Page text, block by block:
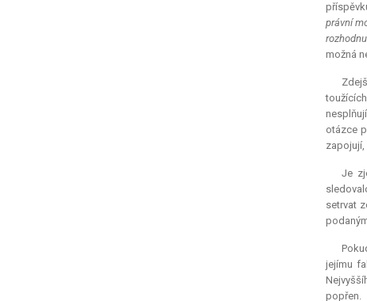
právní
možná
otázce
zapojují,
Je
setrvat
jejímu
popřen.